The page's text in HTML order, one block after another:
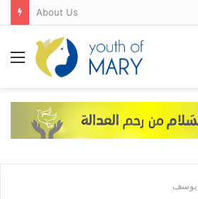
About Us
Menu
يوسف